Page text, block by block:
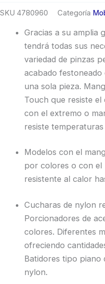
SKU 4780960 Categoría
Gracias a su amplia
tendrá todas sus
variedad de pinzas
acabado
una sola pieza.
Touch que resiste el
con el extremo o
resiste
Modelos con el
por colores o con el
resistente al calor
Cucharas de nylon
Porcionadores de
colores. Diferentes
ofreciendo
Batidores tipo piano
nylon.